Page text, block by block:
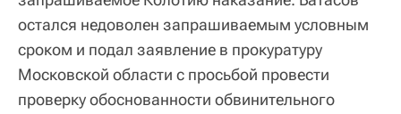
остался недоволен запрашиваемым условным
сроком и подал заявление в прокуратуру
Московской области с просьбой провести
проверку обоснованности обвинительного